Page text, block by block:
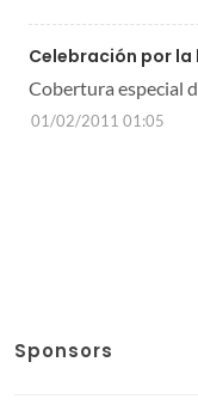
Celebración por
Cobertura especial
01/02/2011 01:05
Sponsors